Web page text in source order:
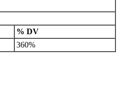
% DV
360%